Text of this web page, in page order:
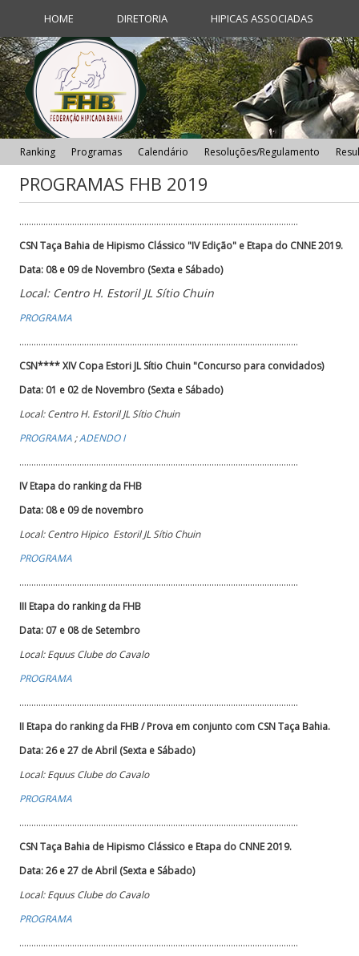
HOME DIRETORIA HIPICAS ASSOCIADAS
Ranking Programas Calendário Resoluções/Regulamento
PROGRAMAS FHB 2019
....................................................................................................................
CSN Taça Bahia de Hipismo Clássico "IV Edição" e Etapa do CNNE 2019.
Data: 08 e 09 de Novembro (Sexta e Sábado)
Local: Centro H. Estoril JL Sítio Chuin
PROGRAMA
....................................................................................................................
CSN**** XIV Copa Estori JL Sítio Chuin "Concurso para convidados)
Data: 01 e 02 de Novembro (Sexta e Sábado)
Local: Centro H. Estoril JL Sítio Chuin
PROGRAMA ;ADENDO I
....................................................................................................................
IV Etapa do ranking da FHB
Data: 08 e 09 de novembro
Local: Centro Hipico Estoril JL Sítio Chuin
PROGRAMA
....................................................................................................................
III Etapa do ranking da FHB
Data: 07 e 08 de Setembro
Local: Equus Clube do Cavalo
PROGRAMA
....................................................................................................................
II Etapa do ranking da FHB /Prova em conjunto com CSN Taça Bahia.
Data: 26 e 27 de Abril (Sexta e Sábado)
Local: Equus Clube do Cavalo
PROGRAMA
....................................................................................................................
CSN Taça Bahia de Hipismo Clássico e Etapa do CNNE 2019.
Data: 26 e 27 de Abril (Sexta e Sábado)
Local: Equus Clube do Cavalo
PROGRAMA
....................................................................................................................